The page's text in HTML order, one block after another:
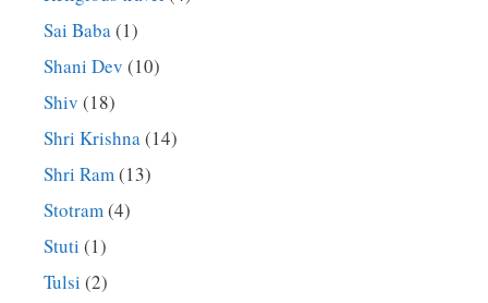
Sai Baba(1)
Shani Dev (10)
Shiv (18)
Shri Krishna(14)
Shri Ram(13)
Stotram(4)
Stuti (1)
Tulsi (2)